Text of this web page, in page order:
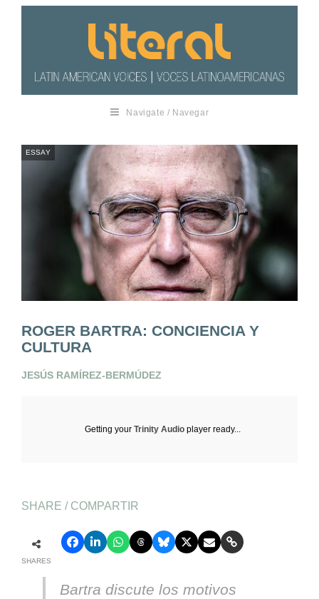
Navigate / Navegar
ESSAY
ROGER BARTRA: CONCIENCIA Y
CULTURA
JESÚS RAMÍREZ-BERMÚDEZ
Getting yourTrinity Audio player ready...
SHARE / COMPARTIR
SHARES
Bartra discute los motivos